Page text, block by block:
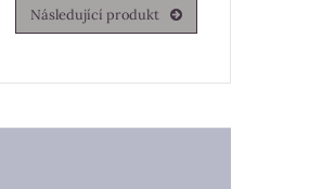
Následující produkt